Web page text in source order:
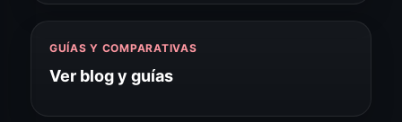
GUÍAS Y COMPARATIVAS
Ver blog y guías